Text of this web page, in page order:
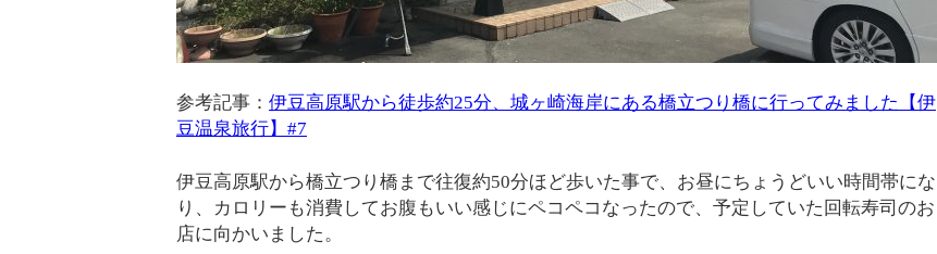
参考記事： 伊豆高原駅から徒歩約25分、城ヶ崎海岸にある橋立つり橋に行ってみました【伊
豆温泉旅行】#7
伊豆高原駅から橋立つり橋まで往復約50分ほど歩いた事で、お昼にちょうどいい時間帯にな
り、カロリーも消費してお腹もいい感じにペコペコなったので、予定していた回転寿司のお
店に向かいました。